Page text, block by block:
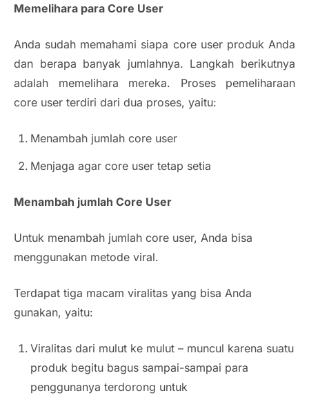
Memelihara para Core User
Anda sudah memahami siapa core user produk Anda
dan berapa banyak jumlahnya. Langkah berikutnya
adalah memelihara mereka. Proses pemeliharaan
core user terdiri dari dua proses, yaitu:
Menambah jumlah core user
Menjaga agar core user tetap setia
Menambah jumlah Core User
Untuk menambah jumlah core user, Anda bisa
menggunakan metode viral.
Terdapat tiga macam viralitas yang bisa Anda
gunakan, yaitu:
Viralitas dari mulut ke mulut – muncul karena suatu
produk begitu bagus sampai-sampai para
penggunanya terdorong untuk